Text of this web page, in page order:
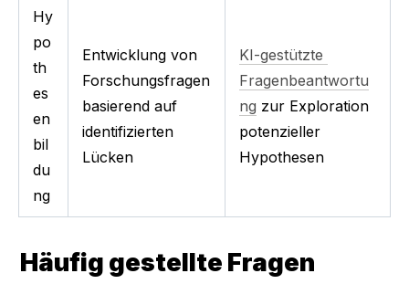
Hy
po
th
es
en
bil
du
ng
Entwicklung von
Forschungsfragen
basierend auf
identifizierten
Lücken
KI-gestützte
Fragenbeantwortu
ng zur Exploration
potenzieller
Hypothesen
Häufig gestellte Fragen